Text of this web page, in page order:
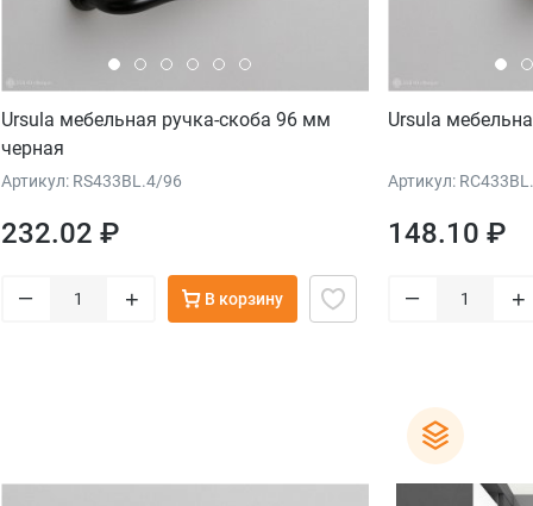
Ursula мебельная ручка-скоба 96 мм
черная
Артикул: RS433BL.4/96
232.02 ₽
– + В корзину
Ursula
Артикул:
148.10 ₽
– +